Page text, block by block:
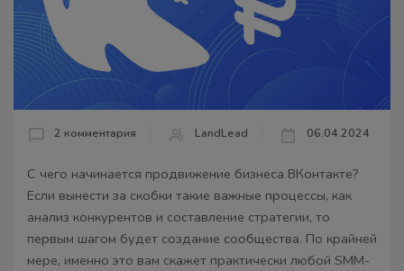
2 комментария LandLead 06.04.2024
С чего начинается продвижение бизнеса ВКонтакте?
Если вынести за скобки такие важные процессы, как
анализ конкурентов и составление стратегии, то
первым шагом будет создание сообщества. По крайней
мере, именно это вам скажет практически любой SMM-